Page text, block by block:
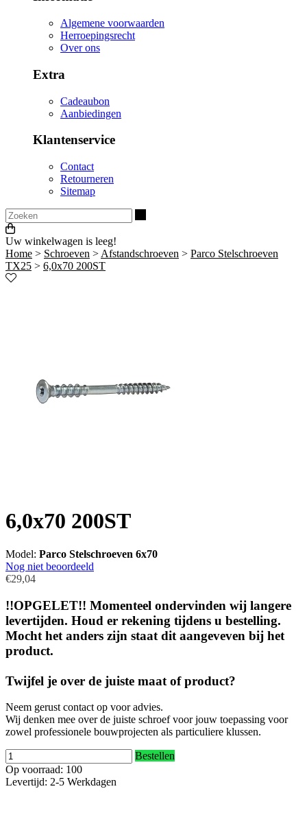
Algemene voorwaarden
Herroepingsrecht
Over ons
Extra
Cadeaubon
Aanbiedingen
Klantenservice
Contact
Retourneren
Sitemap
Uw winkelwagen is leeg!
Home > Schroeven > Afstandschroeven > Parco Stelschroeven
TX25 > 6,0x70 200ST
6,0x70 200ST
Model: Parco Stelschroeven 6x70
Nog niet beoordeeld
€29,04
!!OPGELET!! Momenteel ondervinden wij langere
levertijden. Houd er rekening tijdens u bestelling.
Mocht het anders zijn staat dit aangeveven bij het
product.
Twijfel je over de juiste maat of product?
Neem gerust contact op voor advies.
Wij denken mee over de juiste schroef voor jouw toepassing voor
zowel professionele bouwprojecten als particuliere klussen.
Bestellen
Op voorraad: 100
Levertijd: 2-5 Werkdagen